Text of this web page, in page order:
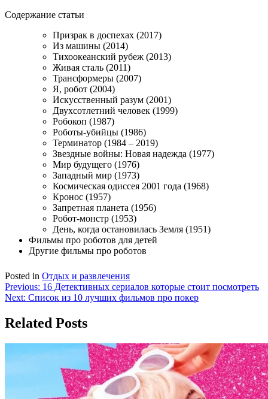
Содержание статьи
Призрак в доспехах (2017)
Из машины (2014)
Тихоокеанский рубеж (2013)
Живая сталь (2011)
Трансформеры (2007)
Я, робот (2004)
Искусственный разум (2001)
Двухсотлетний человек (1999)
Робокоп (1987)
Роботы-убийцы (1986)
Терминатор (1984 – 2019)
Звездные войны: Новая надежда (1977)
Мир будущего (1976)
Западный мир (1973)
Космическая одиссея 2001 года (1968)
Кронос (1957)
Запретная планета (1956)
Робот-монстр (1953)
День, когда остановилась Земля (1951)
Фильмы про роботов для детей
Другие фильмы про роботов
Posted in Отдых и развлечения
Навигация
по
записям
Previous: 16 Детективных сериалов которые стоит посмотреть
Next: Список из 10 лучших фильмов про покер
Related Posts